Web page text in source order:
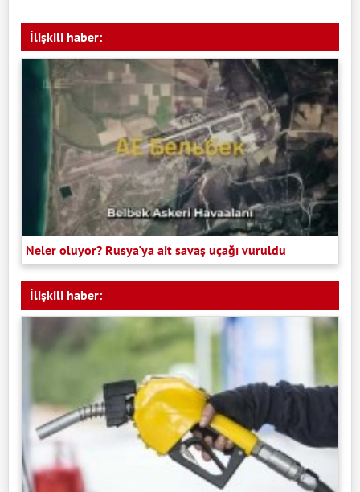
İlişkili haber:
Neler oluyor? Rusya'ya ait savaş uçağı vuruldu
İlişkili haber: